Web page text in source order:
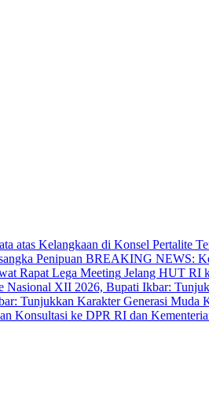
‎Pertalite
BREAKING NEWS:
‎Jelang HUT RI
Tunjukkan Karakter Generasi Muda